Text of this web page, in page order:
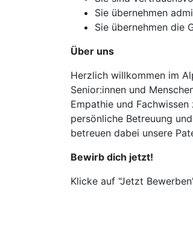
Sie übernehmen
Sie übernehmen die
Über uns
Herzlich willkommen im
Senior:innen und
Empathie und
persönliche Betreuung
betreuen dabei unsere
Bewirb dich jetzt!
Klicke auf "Jetzt